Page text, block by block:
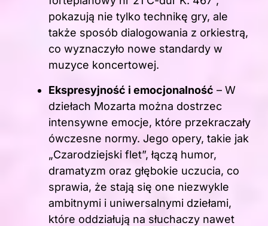
pokazują nie tylko technikę gry, ale
także sposób dialogowania z orkiestrą,
co wyznaczyło nowe standardy w
muzyce koncertowej.
Ekspresyjność i emocjonalność – W
dziełach Mozarta można dostrzec
intensywne emocje, które przekraczały
ówczesne normy. Jego opery, takie jak
„Czarodziejski flet”, łączą humor,
dramatyzm oraz głębokie uczucia, co
sprawia, że stają się one niezwykle
ambitnymi i uniwersalnymi dziełami,
które oddziałują na słuchaczy nawet